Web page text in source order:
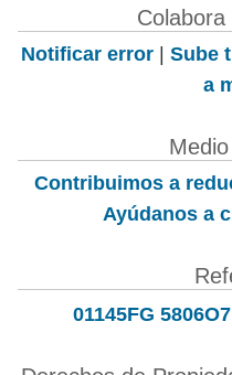
Notificar error | Sube
a
Contribuimos a
Ayúdanos a
01145FG